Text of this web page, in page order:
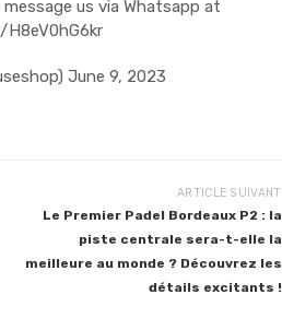
us via Whatsapp at
June 9, 2023
ARTICLE SUIVANT
Le Premier Padel Bordeaux P2 : la
piste centrale sera-t-elle la
meilleure au monde ? Découvrez les
détails excitants !